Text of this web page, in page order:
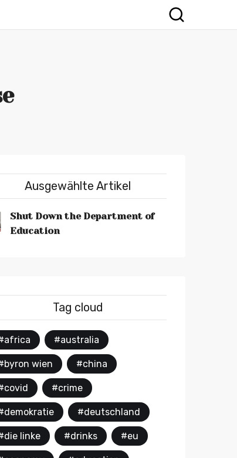
Ausgewählte Artikel
Shut Down the Department of
Education
Tag cloud
#australia
wien #china
#crime
#deutschland
linke #drinks #eu